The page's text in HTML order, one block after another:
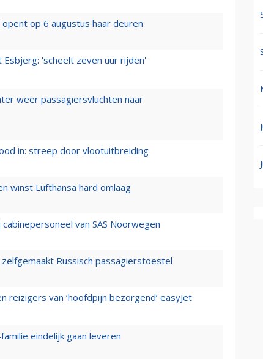
op 6 augustus haar deuren
'scheelt zeven uur rijden'
weer passagiersvluchten naar
in: streep door vlootuitbreiding
winst Lufthansa hard omlaag
van SAS Noorwegen
Russisch passagierstoestel
reizigers van ‘hoofdpijn bezorgend’ easyJet
eindelijk gaan leveren